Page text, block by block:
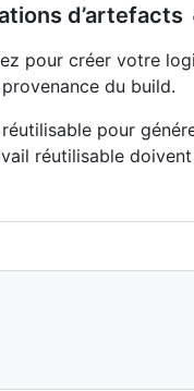
d’artefacts
pour créer votre
du build.
pour
réutilisable